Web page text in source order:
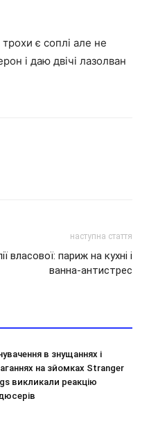
є соплі але не
і даю двічі лазолван
наступна стаття
власової: париж на кухні і
ванна-антистрес
в знущаннях і
на зйомках Stranger
викликали реакцію